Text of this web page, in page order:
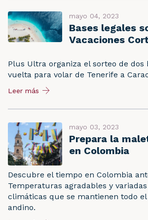
mayo 04, 2023
Bases legales
Vacaciones
Plus Ultra organiza el sorteo de dos
vuelta para volar de Tenerife a
Leer más
mayo 03, 2023
Prepara la
en Colombia
Descubre el tiempo en Colombia
Temperaturas agradables y
climáticas que se mantienen todo el
andino.